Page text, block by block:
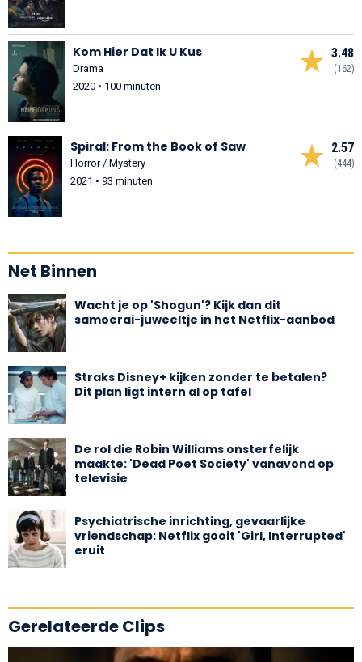
3.48
(162)
Kom Hier Dat Ik U Kus
Drama
2020 • 100 minuten
2.57
(444)
Spiral: From the Book of Saw
Horror / Mystery
2021 • 93 minuten
Net Binnen
Wacht je op 'Shogun'? Kijk dan dit
samoerai-juweeltje in het Netflix-aanbod
Straks Disney+ kijken zonder te betalen?
Dit plan ligt intern al op tafel
De rol die Robin Williams onsterfelijk
maakte: 'Dead Poet Society' vanavond op
televisie
Psychiatrische inrichting, gevaarlijke
vriendschap: Netflix gooit 'Girl, Interrupted'
eruit
Gerelateerde Clips